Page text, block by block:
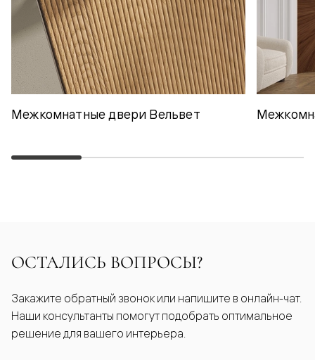
Межкомнатные двери Вельвет
ОСТАЛИСЬ ВОПРОСЫ?
Закажите обратный звонок или напишите в онлайн-чат.
Наши консультанты помогут подобрать оптимальное
решение для вашего интерьера.